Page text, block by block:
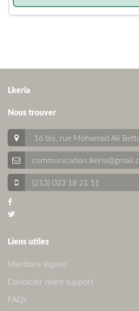
Lkeria
Nous trouver
16 bis, rue Mohamed Ali
(213) 023 18 21 11
Liens utiles
Mentions légales
Contacter notre support
FAQs